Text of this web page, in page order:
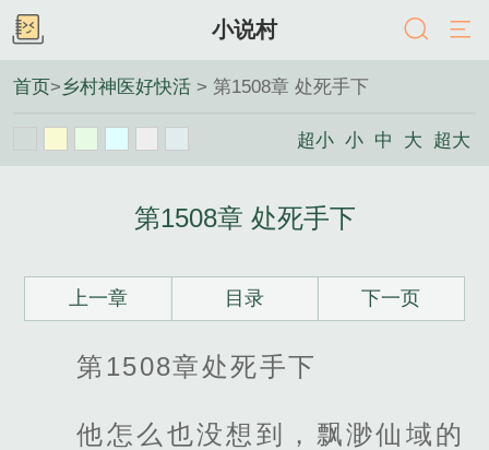
小说村
首页>乡村神医好快活 > 第1508章 处死手下
超小 小 中 大 超大
第1508章 处死手下
上一章 目录 下一页
第1508章处死手下
他怎么也没想到，飘渺仙域的